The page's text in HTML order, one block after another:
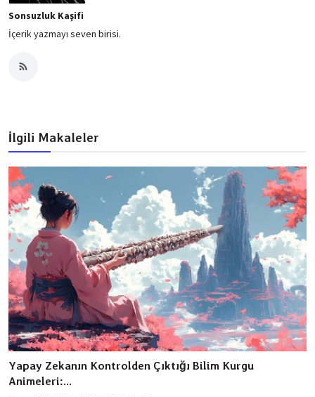
Sonsuzluk Kaşifi
İçerik yazmayı seven birisi.
İlgili Makaleler
Yapay Zekanın Kontrolden Çıktığı Bilim Kurgu
Animeleri:...